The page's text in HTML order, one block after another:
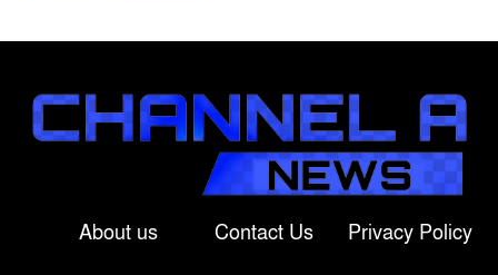
ধ্বংস, ইউপি চেয়ারম্যানের উপস্থিতিতে
আটক ব্যক্তিকে শাস্তি
শ্রীবরদীতে বৃদ্ধের ম’রদে’হ উদ্ধার,
পরিবারের দাবি ‘হ//ত্যা’
About us Contact Us Privacy Policy